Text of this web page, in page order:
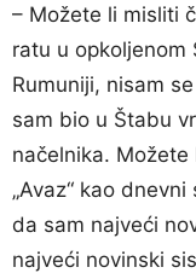
– Možete li misliti
ratu u opkoljenom
Rumuniji, nisam
sam bio u Štabu
načelnika.
„Avaz“ kao
da sam najveći
najveći novinski